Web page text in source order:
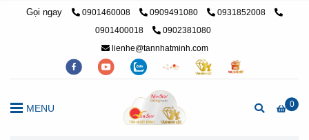
Gọi ngay 0901460008 0909491080
0931852008
0901400018
0902381080
lienhe@tannhatminh.com
0
MENU